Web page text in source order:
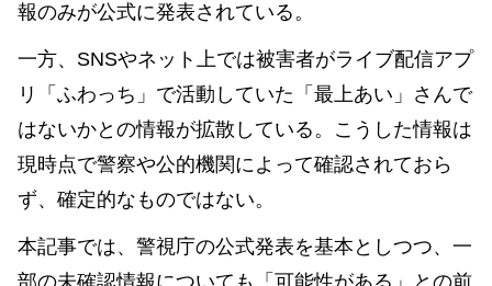
報のみが公式に発表されている。
一方、SNSやネット上では被害者がライブ配信アプ
リ「ふわっち」で活動していた「最上あい」さんで
はないかとの情報が拡散している。こうした情報は
現時点で警察や公的機関によって確認されておら
ず、確定的なものではない。
本記事では、警視庁の公式発表を基本としつつ、一
部の未確認情報についても「可能性がある」との前